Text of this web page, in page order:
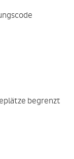
begrenzt